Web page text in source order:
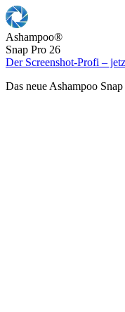
Ashampoo®
Snap Pro 26
Der Screenshot-Profi –
Das neue Ashampoo